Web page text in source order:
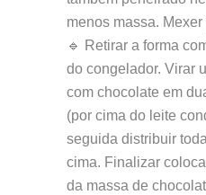
menos massa.
🔹 Retirar a forma
do congelador. Virar
com chocolate em
(por cima do leite
seguida distribuir
cima. Finalizar
da massa de